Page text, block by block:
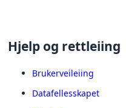
Hjelp og rettleiing
Brukerveileiing
Datafellesskapet